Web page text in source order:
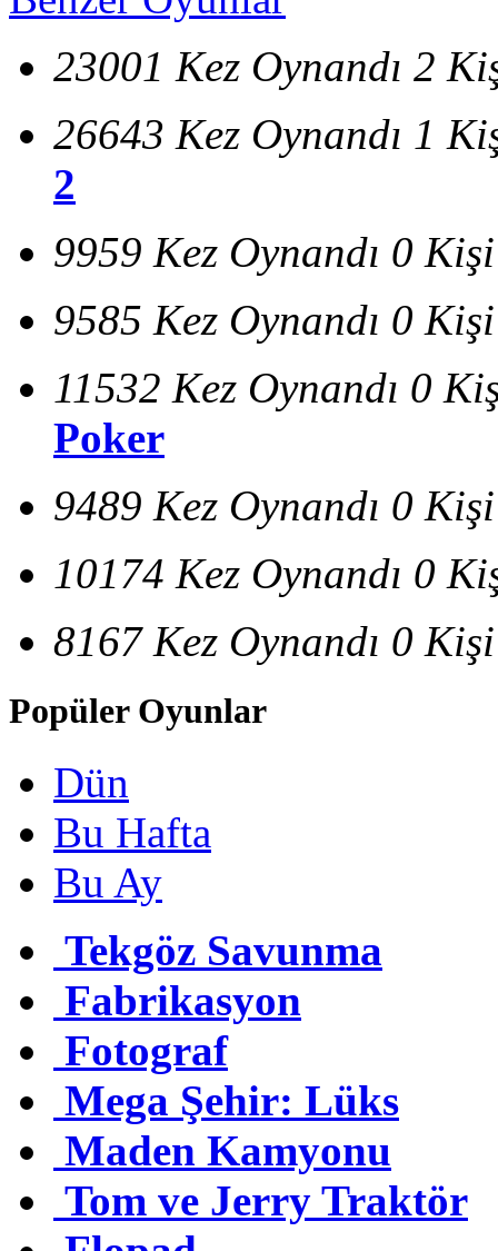
23001 Kez Oynandı 2
26643 Kez Oynandı 1
2
9959 Kez Oynandı 0
9585 Kez Oynandı 0
11532 Kez Oynandı 0
Poker
9489 Kez Oynandı 0
10174 Kez Oynandı 0
8167 Kez Oynandı 0
Popüler Oyunlar
Dün
Bu Hafta
Bu Ay
Tekgöz Savunma
Fabrikasyon
Fotograf
Mega Şehir: Lüks
Maden Kamyonu
Tom ve Jerry Traktör